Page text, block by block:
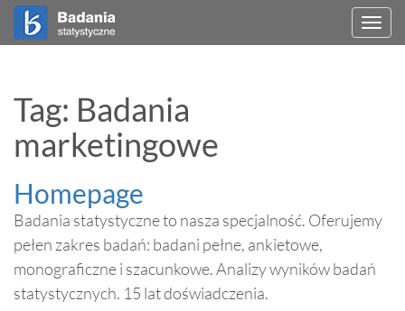
Tag: Badania
marketingowe
Homepage
Badania statystyczne to nasza specjalność. Oferujemy
pełen zakres badań: badani pełne, ankietowe,
monograficzne i szacunkowe. Analizy wyników badań
statystycznych. 15 lat doświadczenia.